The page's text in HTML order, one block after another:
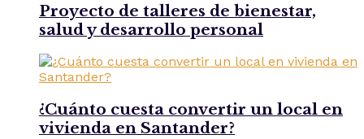
Proyecto de talleres de bienestar,
salud y desarrollo personal
¿Cuánto cuesta convertir un local en
vivienda en Santander?